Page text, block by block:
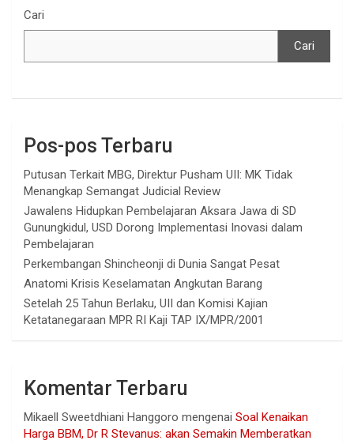
Cari
Cari
Pos-pos Terbaru
Putusan Terkait MBG, Direktur Pusham UII: MK Tidak
Menangkap Semangat Judicial Review
Jawalens Hidupkan Pembelajaran Aksara Jawa di SD
Gunungkidul, USD Dorong Implementasi Inovasi dalam
Pembelajaran
Perkembangan Shincheonji di Dunia Sangat Pesat
Anatomi Krisis Keselamatan Angkutan Barang
Setelah 25 Tahun Berlaku, UII dan Komisi Kajian
Ketatanegaraan MPR RI Kaji TAP IX/MPR/2001
Komentar Terbaru
Mikaell Sweetdhiani Hanggoro mengenai Soal Kenaikan
Harga BBM, Dr R Stevanus: akan Semakin Memberatkan